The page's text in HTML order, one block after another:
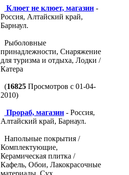
Клюет не клюет, магазин -
Россия, Алтайский край,
Барнаул.
Рыболовные
принадлежности, Снаряжение
для туризма и отдыха, Лодки /
Катера
(16825 Просмотров с 01-04-
2010)
Прораб, магазин - Россия,
Алтайский край, Барнаул.
Напольные покрытия /
Комплектующие,
Керамическая плитка /
Кафель, Обои, Лакокрасочные
материалы, Сух